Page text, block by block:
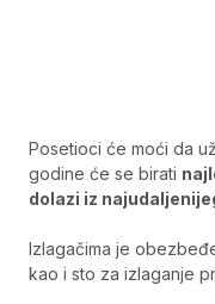
Posetioci će moći da
godine će se birati
dolazi iz
Izlagačima je
kao i sto za izlaganje